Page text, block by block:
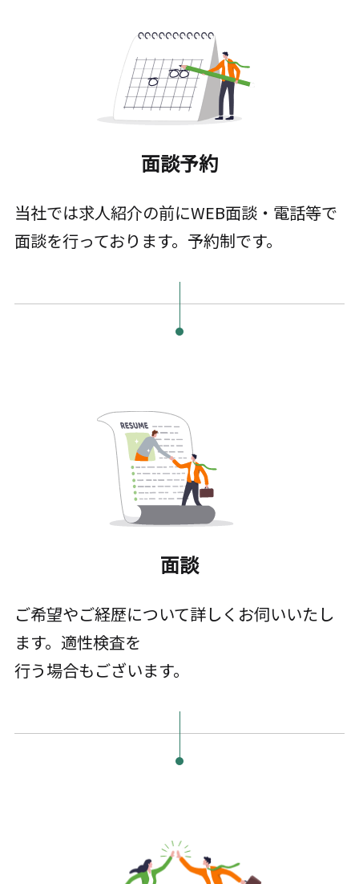
面談予約
当社では求人紹介の前にWEB面談・電話等で
面談を行っております。予約制です。
面談
ご希望やご経歴について詳しくお伺いいたし
ます。適性検査を
行う場合もございます。